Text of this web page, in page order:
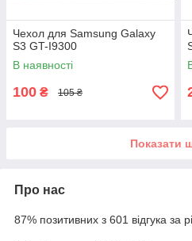
Чехол для Samsung Galaxy
S3 GT-I9300
В наявності
100 ₴ 105 ₴
Показати
Про нас
87% позитивних з 601 відгука за